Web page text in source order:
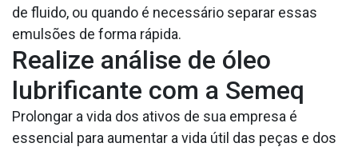
de fluido, ou quando é necessário separar essas
emulsões de forma rápida.
Realize análise de óleo
lubrificante com a Semeq
Prolongar a vida dos ativos de sua empresa é
essencial para aumentar a vida útil das peças e dos